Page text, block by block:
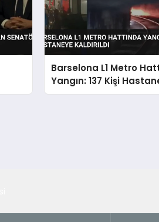
Barselona L1 Metro
Yangın: 137 Kişi
Kaldırıldı